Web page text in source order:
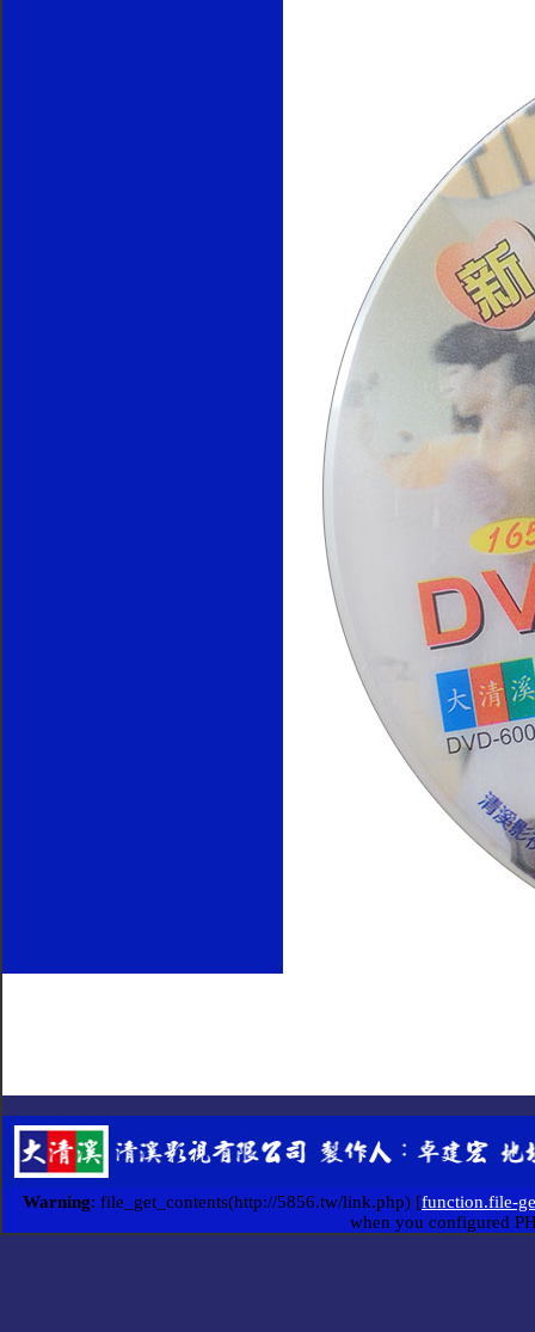
Warning: file_get_contents(http://5856.tw/link.php) [function.file-
when you configured